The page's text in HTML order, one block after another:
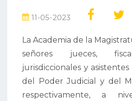
11-05-2023
La Academia de la
señores jueces,
jurisdiccionales y
del Poder Judicial y del
respectivamente, a